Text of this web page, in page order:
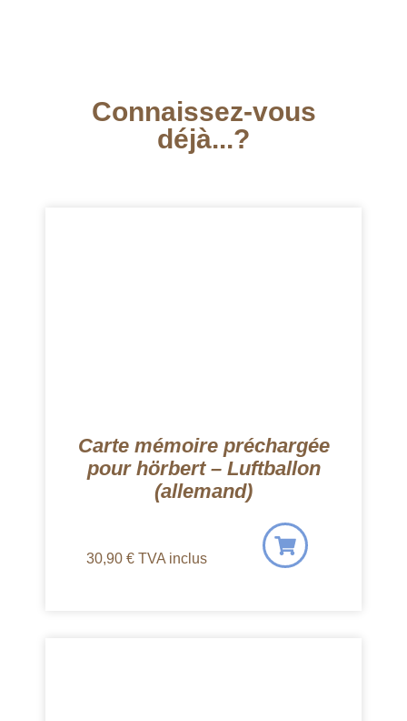
Connaissez-vous
déjà...?
Carte mémoire préchargée
pour hörbert – Luftballon
(allemand)
30,90 € TVA inclus